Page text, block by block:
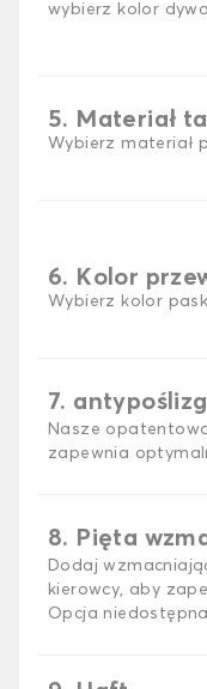
wybierz kolor
5. Materiał
Wybierz materiał
6. Kolor
Wybierz kolor
7.
Nasze
zapewnia
8. Pięta
Dodaj
kierowcy, aby
Opcja